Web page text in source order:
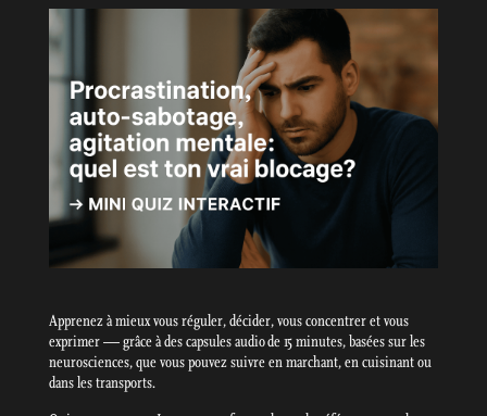
Apprenez à mieux vous réguler, décider, vous concentrer et vous
exprimer — grâce à des capsules audio de 15 minutes, basées sur les
neurosciences, que vous pouvez suivre en marchant, en cuisinant ou
dans les transports.